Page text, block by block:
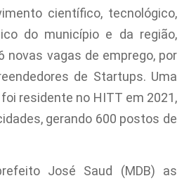
científico, tecnológico,
do município e da região,
novas vagas de emprego, por
de Startups. Uma
residente no HITT em 2021,
gerando 600 postos de
José Saud (MDB) as